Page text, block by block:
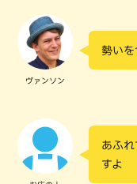
ヴァンソン
勢いを
あふ
すよ